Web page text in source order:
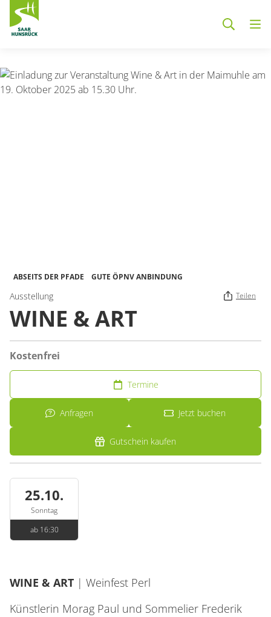
ABSEITS DER PFADE GUTE ÖPNV ANBINDUNG
Ausstellung Teilen
WINE & ART
Kostenfrei
Termine
Anfragen Jetzt buchen
Gutschein kaufen
25.10.
Sonntag
ab 16:30
WINE & ART | Weinfest Perl
Künstlerin Morag Paul und Sommelier Frederik